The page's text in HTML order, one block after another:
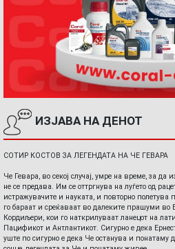
ИЗЈАВА НА ДЕНОТ
СОТИР КОСТОВ ЗА ЛЕГЕНДАТА НА ЧЕ ГЕВАРА
Че Гевара, во секој случај, умре на време, за да
не се предава. Им се оттргнува на луѓето од
истражувачите и науката, и повторно полетува
го бараат и среќаваат во далеките прашуми во
Кордиљери, кои го наткрилуваат ланецот на
Пацификот и Антлантикот. Сигурно е дека
уште по сигурно е дека Че останува и понатаму